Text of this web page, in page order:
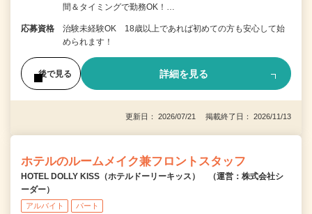
間＆タイミングで勤務OK！…
応募資格
治験未経験OK 18歳以上であれば初めての方も安心して始
められます！
後で見る 詳細を見る
更新日： 2026/07/21 掲載終了日： 2026/11/13
ホテルのルームメイク兼フロントスタッフ
HOTEL DOLLY KISS（ホテルドーリーキッス） （運営：株式会社シ
ーダー）
アルバイト パート